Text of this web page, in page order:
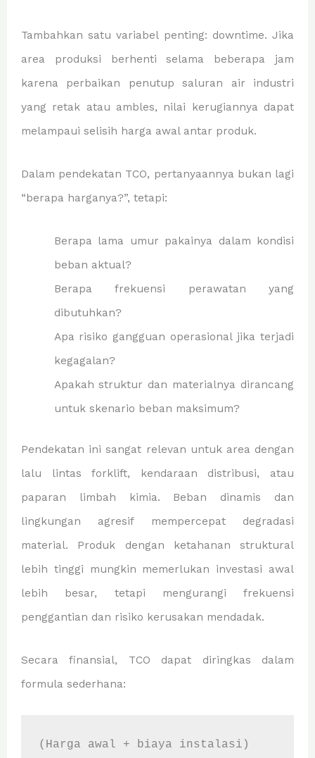
Tambahkan satu variabel penting: downtime. Jika
area produksi berhenti selama beberapa jam
karena perbaikan penutup saluran air industri
yang retak atau ambles, nilai kerugiannya dapat
melampaui selisih harga awal antar produk.
Dalam pendekatan TCO, pertanyaannya bukan lagi
“berapa harganya?”, tetapi:
Berapa lama umur pakainya dalam kondisi
beban aktual?
Berapa frekuensi perawatan yang
dibutuhkan?
Apa risiko gangguan operasional jika terjadi
kegagalan?
Apakah struktur dan materialnya dirancang
untuk skenario beban maksimum?
Pendekatan ini sangat relevan untuk area dengan
lalu lintas forklift, kendaraan distribusi, atau
paparan limbah kimia. Beban dinamis dan
lingkungan agresif mempercepat degradasi
material. Produk dengan ketahanan struktural
lebih tinggi mungkin memerlukan investasi awal
lebih besar, tetapi mengurangi frekuensi
penggantian dan risiko kerusakan mendadak.
Secara finansial, TCO dapat diringkas dalam
formula sederhana:
(Harga awal + biaya instalasi)